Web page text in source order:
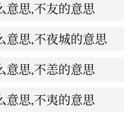
意思,不友的意思
意思,不夜城的意思
意思,不恙的意思
意思,不夷的意思